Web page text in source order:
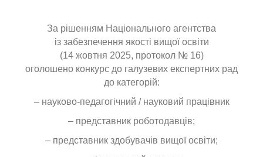
За рішенням Національного агентства
із забезпечення якості вищої освіти
(14 жовтня 2025, протокол № 16)
оголошено конкурс до галузевих експертних рад
до категорій:
– науково-педагогічний / науковий працівник
– представник роботодавців;
– представник здобувачів вищої освіти;